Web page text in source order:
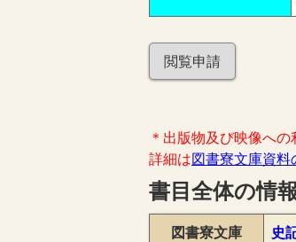
閲覧申請
＊出版物及び映像へ
詳細は図書寮文庫資料
書目全体の情報
図書寮文庫 史